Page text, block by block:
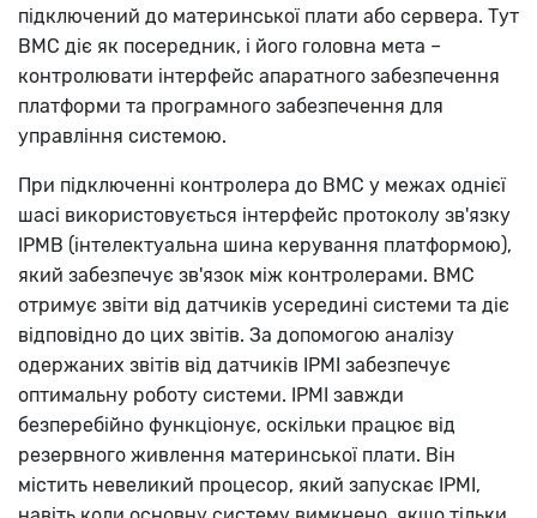
підключений до материнської плати або сервера. Тут
BMC діє як посередник, і його головна мета –
контролювати інтерфейс апаратного забезпечення
платформи та програмного забезпечення для
управління системою.
При підключенні контролера до BMC у межах однієї
шасі використовується інтерфейс протоколу зв'язку
IPMB (інтелектуальна шина керування платформою),
який забезпечує зв'язок між контролерами. BMC
отримує звіти від датчиків усередині системи та діє
відповідно до цих звітів. За допомогою аналізу
одержаних звітів від датчиків IPMI забезпечує
оптимальну роботу системи. IPMI завжди
безперебійно функціонує, оскільки працює від
резервного живлення материнської плати. Він
містить невеликий процесор, який запускає IPMI,